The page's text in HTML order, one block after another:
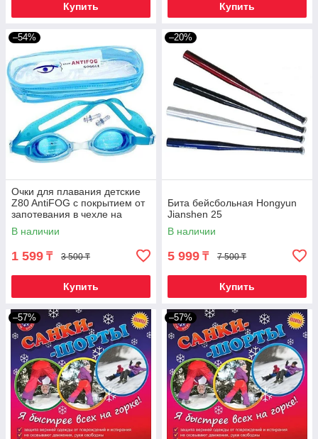
Купить Купить
–54%
Очки для плавания детские
Z80 AntiFOG с покрытием от
запотевания в чехле на
молнии (Аквамарин)
В наличии
1 599 ₸ 3 500 ₸
Купить
–20%
Бита бейсбольная Hongyun
Jianshen 25
В наличии
5 999 ₸ 7 500 ₸
Купить
–57% –57%